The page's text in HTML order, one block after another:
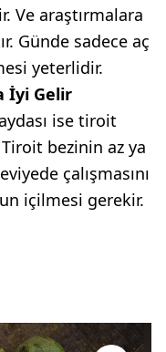
Ve araştırmalara
Günde sadece aç
yeterlidir.
İyi Gelir
ise tiroit
bezinin az ya
çalışmasını
içilmesi gerekir.